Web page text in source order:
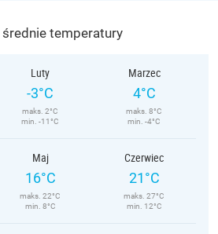
średnie temperatury
Luty
-3°C
maks. 2°C
min. -11°C
Marzec
4°C
maks. 8°C
min. -4°C
Maj
16°C
maks. 22°C
min. 8°C
Czerwiec
21°C
maks. 27°C
min. 12°C